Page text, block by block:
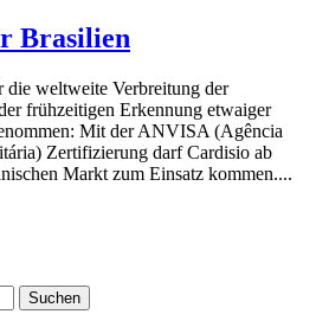
Brasilien
weltweite Verbreitung der
frühzeitigen Erkennung etwaiger
Mit der ANVISA (Agência
Zertifizierung darf Cardisio ab
Markt zum Einsatz kommen....